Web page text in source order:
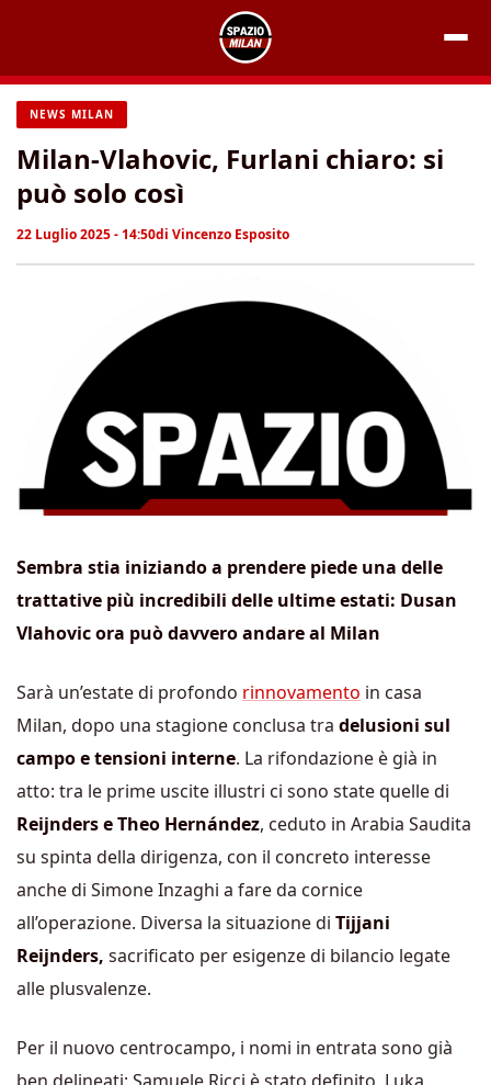
contenuto
NEWS MILAN
Milan-Vlahovic, Furlani chiaro: si
può solo così
22 Luglio 2025 - 14:50di Vincenzo Esposito
Sembra stia iniziando a prendere piede una delle
trattative più incredibili delle ultime estati: Dusan
Vlahovic ora può davvero andare al Milan
Sarà un’estate di profondo rinnovamento in casa
Milan, dopo una stagione conclusa tra delusioni sul
campo e tensioni interne. La rifondazione è già in
atto: tra le prime uscite illustri ci sono state quelle di
Reijnders e Theo Hernández, ceduto in Arabia Saudita
su spinta della dirigenza, con il concreto interesse
anche di Simone Inzaghi a fare da cornice
all’operazione. Diversa la situazione di Tijjani
Reijnders, sacrificato per esigenze di bilancio legate
alle plusvalenze.
Per il nuovo centrocampo, i nomi in entrata sono già